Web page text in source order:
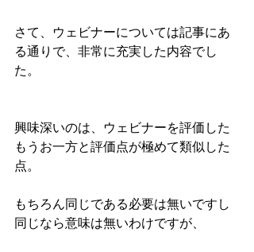
さて、ウェビナーについては記事にあ
る通りで、非常に充実した内容でし
た。
興味深いのは、ウェビナーを評価した
もうお一方と評価点が極めて類似した
点。
もちろん同じである必要は無いですし
同じなら意味は無いわけですが、